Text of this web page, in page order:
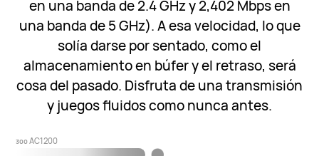
en una banda de 2.4 GHz y 2,402 Mbps en
una banda de 5 GHz). A esa velocidad, lo que
solía darse por sentado, como el
almacenamiento en búfer y el retraso, será
cosa del pasado. Disfruta de una transmisión
y juegos fluidos como nunca antes.
300AC1200